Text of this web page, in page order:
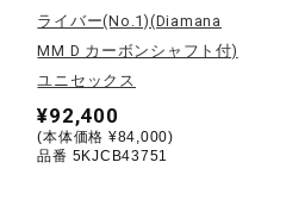
陸上競技
卓球
ライバー(No.1)(Diamana
MM D カーボンシャフト付)
ユニセックス
¥92,400
(本体価格 ¥84,000)
品番 5KJCB43751